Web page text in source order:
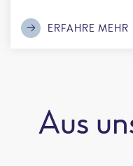
ERFAHRE MEHR
Aus